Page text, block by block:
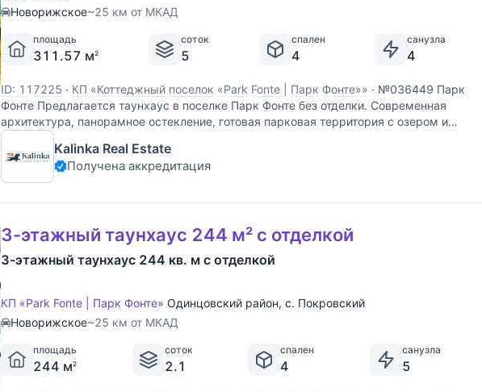
Новорижское~25 км от МКАД
площадь
311.57 м2
соток
5
спален
4
санузла
4
ID: 117225 · КП «Коттеджный поселок «Park Fonte | Парк Фонте»» · №036449 Парк
Фонте Предлагается таунхаус в поселке Парк Фонте без отделки. Современная
архитектура, панорамное остекление, готовая парковая территория с озером и
пляжем. Поселок расположен в уникальном уголке Подмосковья, который отличается
не
Kalinka Real Estate
Получена аккредитация
3-этажный таунхаус 244 м² с отделкой
3-этажный таунхаус 244 кв. м с отделкой
КП «Park Fonte | Парк Фонте» Одинцовский район, с. Покровский
Новорижское~25 км от МКАД
площадь
244 м2
соток
2.1
спален
4
санузла
5